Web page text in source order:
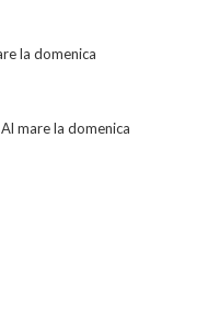
la domenica
Al mare la domenica